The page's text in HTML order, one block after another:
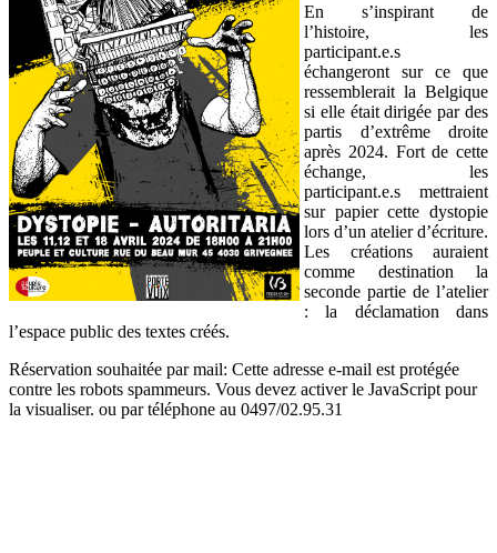
En s’inspirant de
l’histoire, les
participant.e.s
échangeront sur ce que
ressemblerait la Belgique
si elle était dirigée par des
partis d’extrême droite
après 2024. Fort de cette
échange, les
participant.e.s mettraient
sur papier cette dystopie
lors d’un atelier d’écriture.
Les créations auraient
comme destination la
seconde partie de l’atelier
: la déclamation dans
l’espace public des textes créés.
Réservation souhaitée par mail: Cette adresse e-mail est protégée
contre les robots spammeurs. Vous devez activer le JavaScript pour
la visualiser. ou par téléphone au 0497/02.95.31